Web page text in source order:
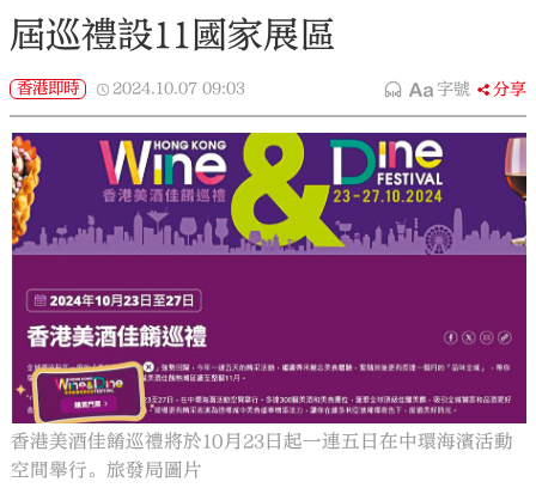
大公文匯
屆巡禮設11國家展區
香港即時 2024.10.07 09:03 字號 分享
香港美酒佳餚巡禮將於10月23日起一連五日在中環海濱活動
空間舉行。旅發局圖片